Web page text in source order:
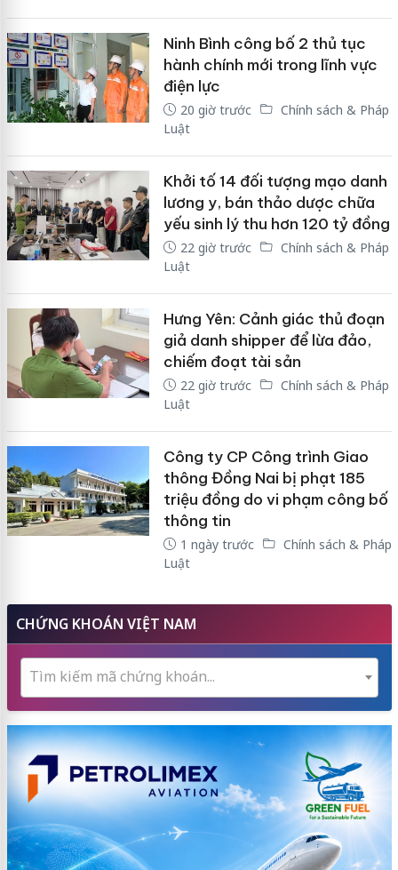
Ninh Bình công bố 2 thủ tục
hành chính mới trong lĩnh vực
điện lực
20 giờ trước
Chính sách & Pháp
Luật
Khởi tố 14 đối tượng mạo danh
lương y, bán thảo dược chữa
yếu sinh lý thu hơn 120 tỷ đồng
22 giờ trước
Chính sách & Pháp
Luật
Hưng Yên: Cảnh giác thủ đoạn
giả danh shipper để lừa đảo,
chiếm đoạt tài sản
22 giờ trước
Chính sách & Pháp
Luật
Công ty CP Công trình Giao
thông Đồng Nai bị phạt 185
triệu đồng do vi phạm công bố
thông tin
1 ngày trước
Chính sách & Pháp
Luật
CHỨNG KHOÁN VIỆT NAM
Tìm kiếm mã chứng khoán...